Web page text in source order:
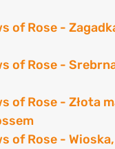
of Rose -
of Rose -
of Rose - Złota
of Rose -